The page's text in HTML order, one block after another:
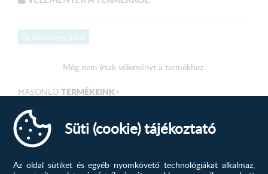
Új vélemény írása
Még nem írtak véleményt a termékhez.
HASONLÓ TERMÉKEINK>
Süti (cookie) tájékoztató
Az oldal sütiket és egyéb nyomkövető technológiákat alkalmaz,